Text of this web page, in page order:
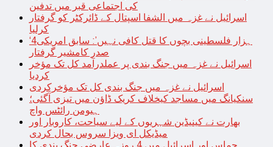
کی اجتماعی قبر میں تدفین
اسرائیل نے غزہ میں الشفا اسپتال کے ڈائرکٹر کو گرفتار
کرلیا
‘4ہزار فلسطینی بچوں کا قتل کافی نہیں’: سابق امریکی
صدر کامشیر گرفتار
اسرائیل نے غزہ میں جنگ بندی پر عملدرآمد کل تک مؤخر
کردیا
اسرائیل نے غزہ میں جنگ بندی کل تک مؤخرکردی
سنکیانگ میں مساجد کیخلاف کریک ڈاؤن میں تیزی آگئی؛
ہیومن رائٹس واچ
بھارت نے کینیڈین شہریوں کے لیے سیاحت، کاروبار اور
میڈیکل ای ویزا سروس بحال کردی
حماس اور اسرائیل میں 4 روزہ عارضی جنگ بندی کا